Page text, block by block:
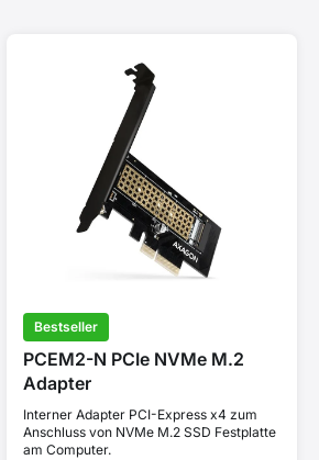
Bestseller
PCEM2-N PCIe NVMe M.2
Adapter
Interner Adapter PCI-Express x4 zum
Anschluss von NVMe M.2 SSD Festplatte
am Computer.